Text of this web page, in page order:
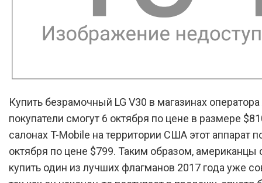
Купить безрамочный LG V30 в магазинах оператора
покупатели смогут 6 октября по цене в размере
салонах T-Mobile на территории США этот аппарат
октября по цене $799. Таким образом, американцы
купить один из лучших флагманов 2017 года уже